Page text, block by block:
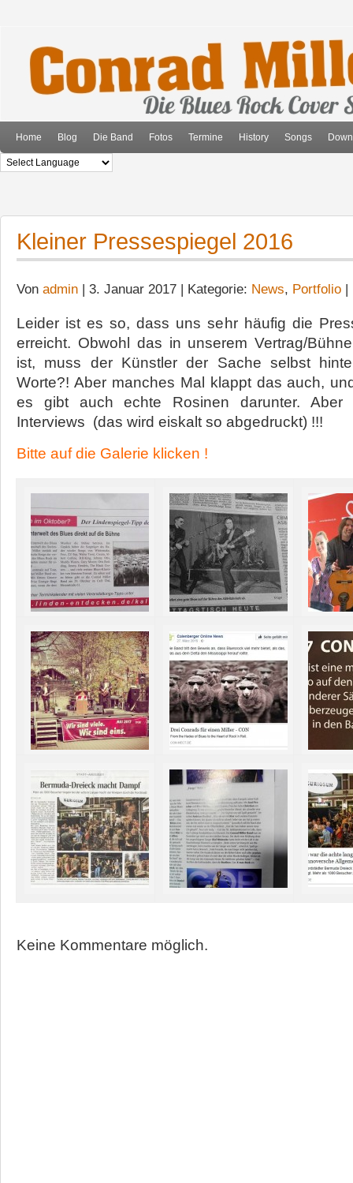
Home Blog Die Band Fotos Termine History Songs
Kleiner Pressespiegel 2016
Von admin | 3. Januar 2017 | Kategorie: News, Portfolio |
Leider ist es so, dass uns sehr häufig die
erreicht. Obwohl das in unserem Vertrag/
ist, muss der Künstler der Sache selbst
Worte?! Aber manches Mal klappt das auch,
es gibt auch echte Rosinen darunter. Aber
Interviews (das wird eiskalt so abgedruckt) !!!
Bitte auf die Galerie klicken !
Keine Kommentare möglich.